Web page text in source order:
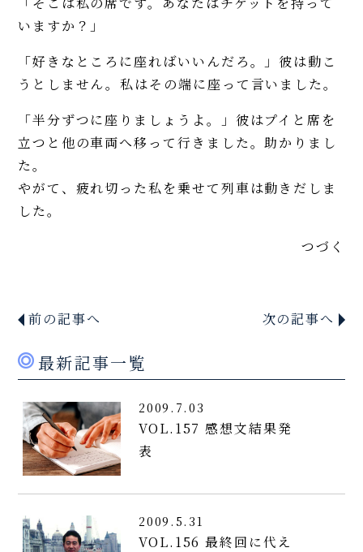
いますか？」
「好きなところに座ればいいんだろ。」彼は動こ
うとしません。私はその端に座って言いました。
「半分ずつに座りましょうよ。」彼はプイと席を
立つと他の車両へ移って行きました。助かりまし
た。
やがて、疲れ切った私を乗せて列車は動きだしま
した。
つづく
前の記事へ 次の記事へ
最新記事一覧
2009.7.03
VOL.157 感想文結果発
表
2009.5.31
VOL.156 最終回に代え